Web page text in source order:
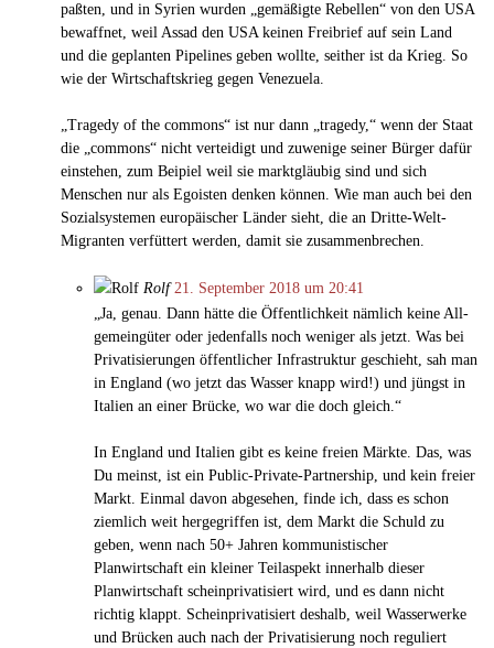
paßten, und in Syrien wurden „gemäßigte Rebellen“ von den USA
bewaffnet, weil Assad den USA keinen Freibrief auf sein Land
und die geplanten Pipelines geben wollte, seither ist da Krieg. So
wie der Wirtschaftskrieg gegen Venezuela.
„Tragedy of the commons“ ist nur dann „tragedy,“ wenn der Staat
die „commons“ nicht verteidigt und zuwenige seiner Bürger dafür
einstehen, zum Beipiel weil sie marktgläubig sind und sich
Menschen nur als Egoisten denken können. Wie man auch bei den
Sozialsystemen europäischer Länder sieht, die an Dritte-Welt-
Migranten verfüttert werden, damit sie zusammenbrechen.
Rolf 21. September 2018 um 20:41
„Ja, genau. Dann hätte die Öffent­lich­keit nämlich keine All­
ge­mein­gü­ter oder jeden­falls noch weniger als jetzt. Was bei
Pri­va­ti­sie­run­gen öffent­li­cher Infra­struk­tur geschieht, sah man
in England (wo jetzt das Wasser knapp wird!) und jüngst in
Italien an einer Brücke, wo war die doch gleich.“
In England und Italien gibt es keine freien Märkte. Das, was
Du meinst, ist ein Public-Private-Partnership, und kein freier
Markt. Einmal davon abgesehen, finde ich, dass es schon
ziemlich weit hergegriffen ist, dem Markt die Schuld zu
geben, wenn nach 50+ Jahren kommunistischer
Planwirtschaft ein kleiner Teilaspekt innerhalb dieser
Planwirtschaft scheinprivatisiert wird, und es dann nicht
richtig klappt. Scheinprivatisiert deshalb, weil Wasserwerke
und Brücken auch nach der Privatisierung noch reguliert